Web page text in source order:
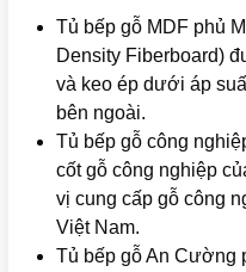
Tủ bếp gỗ MDF phủ
Density Fiberboard)
và keo ép dưới áp
bên ngoài.
Tủ bếp gỗ công
cốt gỗ công nghiệp
vị cung cấp gỗ công
Việt Nam.
Tủ bếp gỗ An Cường